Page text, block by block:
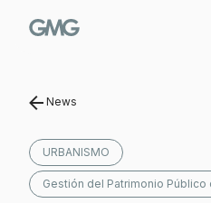
News
URBANISMO
Gestión del Patrimonio Público